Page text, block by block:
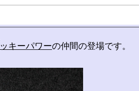
ッキーパワーの仲間の登場です。